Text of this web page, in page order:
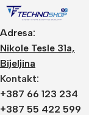
Adresa:
Nikole Tesle 31a,
Bijeljina
Kontakt:
+387 66 123 234
+387 55 422 599